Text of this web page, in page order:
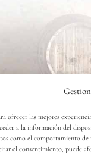
ofrecer las mejores
a la información del
como el comportamiento de
el consentimiento, puede